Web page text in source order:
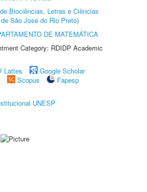
Biociências, Letras e Ciências
São José do Rio Preto)
DE MATEMÁTICA
Category: RDIDP Academic
Lattes
Google Scholar
Scopus
Fapesp
UNESP